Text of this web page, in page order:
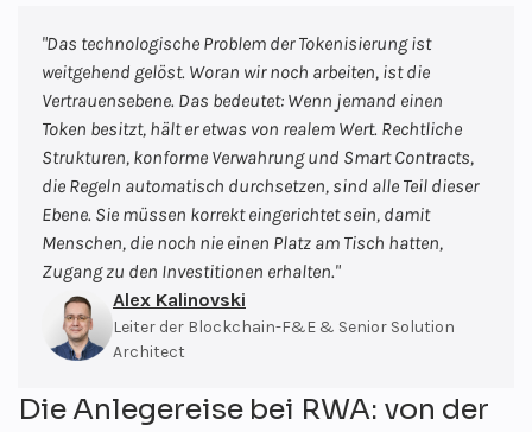
"Das technologische Problem der Tokenisierung ist
weitgehend gelöst. Woran wir noch arbeiten, ist die
Vertrauensebene. Das bedeutet: Wenn jemand einen
Token besitzt, hält er etwas von realem Wert. Rechtliche
Strukturen, konforme Verwahrung und Smart Contracts,
die Regeln automatisch durchsetzen, sind alle Teil dieser
Ebene. Sie müssen korrekt eingerichtet sein, damit
Menschen, die noch nie einen Platz am Tisch hatten,
Zugang zu den Investitionen erhalten."
Alex Kalinovski
Leiter der Blockchain-F&E & Senior Solution
Architect
Die Anlegereise bei RWA: von der